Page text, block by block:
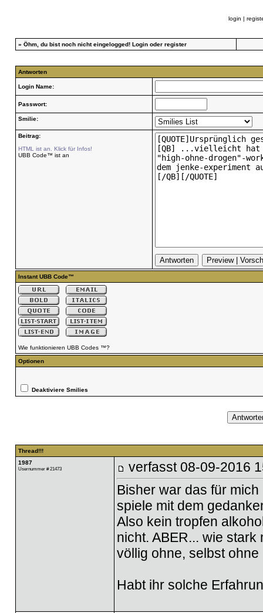
login |
» Öhm, du bist noch nicht eingelogged! Loginoder register
Antworten
Login Name:
Passwort:
Smilie:
Beitrag:
HTML ist an. Klick für Infos!
UBB Code™ ist an
Instant UBB Code™
Wie funktionieren UBB Codes ™?
Optionen
Deaktiviere Smilies
Thread!!!
1987
Usernummer # 21473 verfasst 08-09-2016
Bisher war das für
spiele mit dem
Also kein tropfen
nicht. ABER... wie
völlig ohne, selbst
Habt ihr solche